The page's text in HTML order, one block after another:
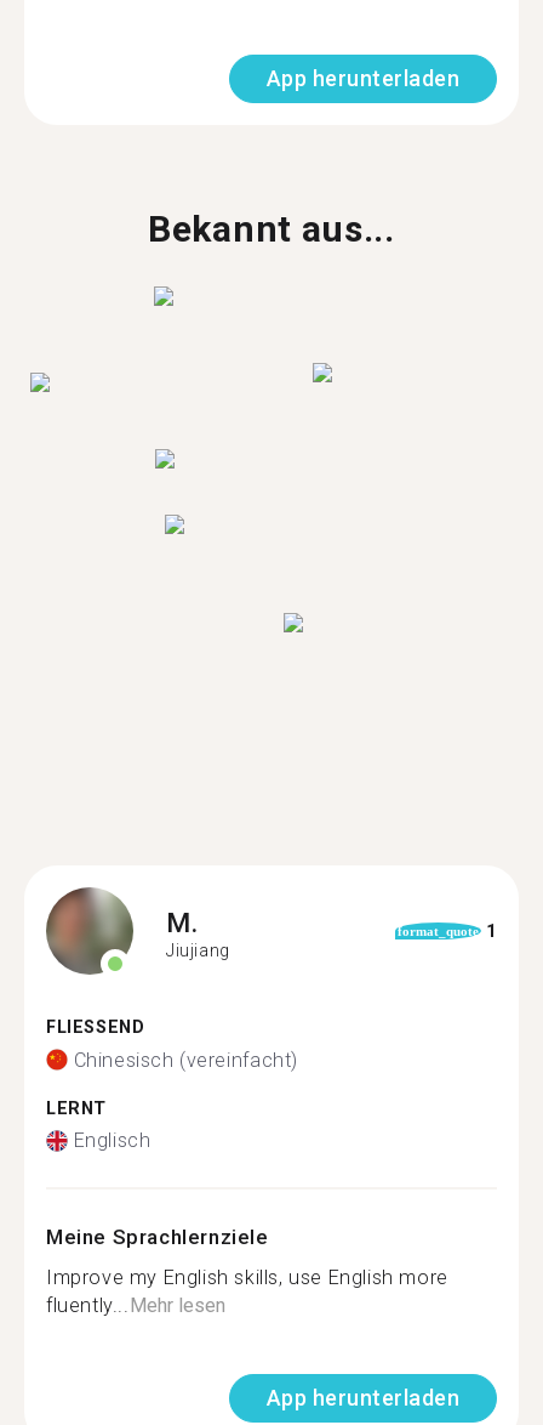
App herunterladen
Bekannt aus...
M.
Jiujiang
format_quote 1
FLIESSEND
Chinesisch (vereinfacht)
LERNT
Englisch
Meine Sprachlernziele
Improve my English skills, use English more
fluently...Mehr lesen
App herunterladen